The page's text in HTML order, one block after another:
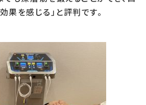
果を感じる」と評判です。